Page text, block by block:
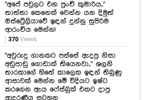
"අපේ පවුලට එන පුංචි කුමාරිය.."
තාත්තා කෙනෙක් වෙන්න යන දිමුත්
ඔස්ට්‍රේලියාවේ ඉඳන් දුන්නු සුපිරිම
ආරංචිය මෙන්න!
370Views
"අවුරුදු ගානකට පස්සේ ඇදපු නිසා
අඩුපාඩු ගොඩාක් තියෙනවා.." ශලනි
තාරකාගේ හිතේ කාලෙක ඉඳන් තිබුණු
ආසාවක් මෙන්න මේ විදියට ඉෂ්ට
කරගෙන ඇය ෆේස්බුක් එකට දාපු
ආදරණීය සටහන